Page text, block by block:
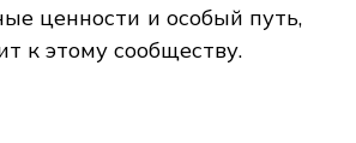
ценности и особый путь,
к этому сообществу.